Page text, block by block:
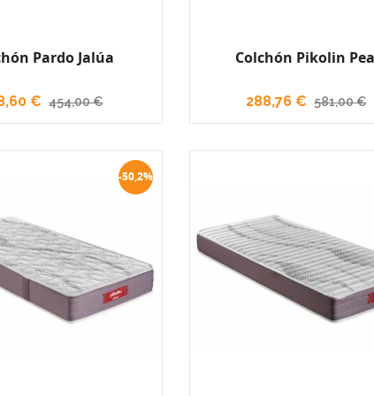
Pardo Jalúa
€ 454,00 €
Colchón Pikolin
288,76 € 581,00 €
-50,2%